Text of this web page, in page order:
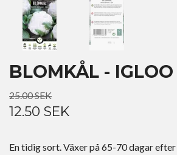
BLOMKÅL - IGLOO
25.00 SEK
12.50 SEK
En tidig sort. Växer på 65-70 dagar